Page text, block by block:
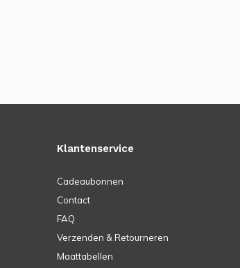
Klantenservice
Cadeaubonnen
Contact
FAQ
Verzenden & Retourneren
Maattabellen